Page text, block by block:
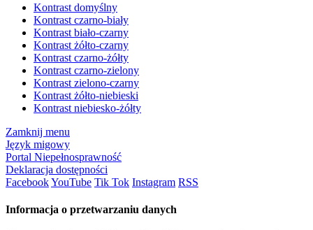
Kontrast domyślny
Kontrast czarno-biały
Kontrast biało-czarny
Kontrast żółto-czarny
Kontrast czarno-żółty
Kontrast czarno-zielony
Kontrast zielono-czarny
Kontrast żółto-niebieski
Kontrast niebiesko-żółty
Zamknij menu
Język migowy
Portal Niepełnosprawność
Deklaracja dostępności
FacebookYouTube Tik Tok Instagram RSS
Informacja o przetwarzaniu danych